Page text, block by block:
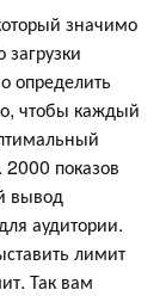
значимо
определить
чтобы каждый
показов
вывод
аудитории.
лимит
Так вам